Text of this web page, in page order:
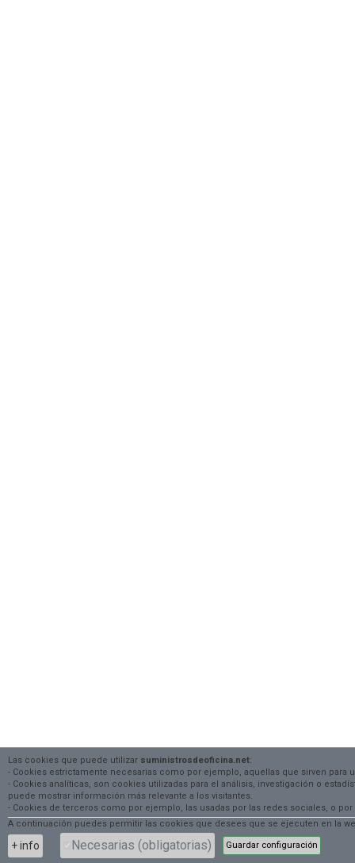
Las cookies que puede utilizar suministrosdeoficina.net:
- Cookies estrictamente necesarias como por ejemplo, aquellas que sirven
- Cookies analíticas, son cookies utilizadas para el análisis, investigación o
puede mostrar información más relevante a los visitantes.
- Cookies de terceros como por ejemplo, las usadas por las redes sociales, o
A continuación puedes permitir las cookies que desees que se ejecuten en la
+ info Necesarias (obligatorias) Guardar configuración